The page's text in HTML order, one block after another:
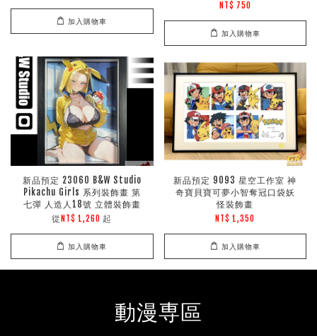
加入購物車
NT$ 750
加入購物車
新品預定 23060 B&W Studio
Pikachu Girls 系列裝飾畫 第
七彈 人造人18號 立體裝飾畫
從 NT$ 1,260 起
加入購物車
新品預定 9093 星空工作室 神
奇寶貝寶可夢小智奪冠口袋妖
怪裝飾畫
NT$ 1,350
加入購物車
動漫専區